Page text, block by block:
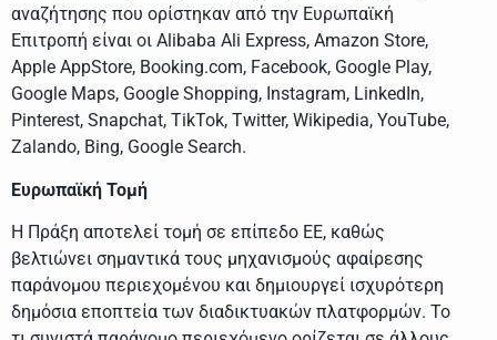
αναζήτησης που ορίστηκαν από την Ευρωπαϊκή
Επιτροπή είναι οι Alibaba Ali Express, Amazon Store,
Apple AppStore, Booking.com, Facebook, Google Play,
Google Maps, Google Shopping, Instagram, LinkedIn,
Pinterest, Snapchat, TikTok, Twitter, Wikipedia, YouTube,
Zalando, Bing, Google Search.
Ευρωπαϊκή Τομή
Η Πράξη αποτελεί τομή σε επίπεδο ΕΕ, καθώς
βελτιώνει σημαντικά τους μηχανισμούς αφαίρεσης
παράνομου περιεχομένου και δημιουργεί ισχυρότερη
δημόσια εποπτεία των διαδικτυακών πλατφορμών. Το